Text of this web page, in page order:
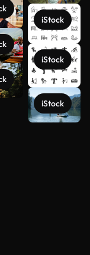
iStock
iStock
iStock